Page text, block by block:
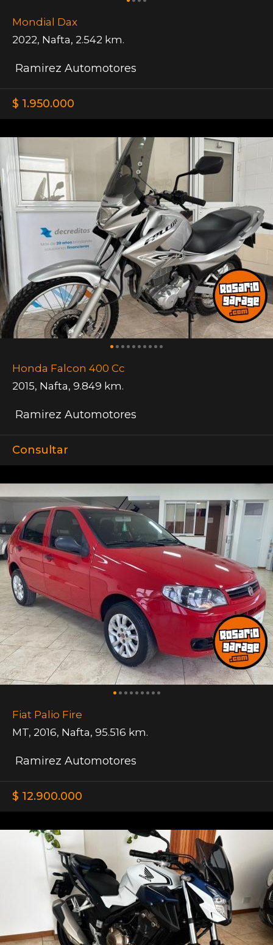
Mondial Dax
2022, Nafta, 2.542 km.
Ramirez Automotores
$ 1.950.000
Honda Falcon 400 Cc
2015, Nafta, 9.849 km.
Ramirez Automotores
Consultar
Fiat Palio Fire
MT, 2016, Nafta, 95.516 km.
Ramirez Automotores
$ 12.900.000